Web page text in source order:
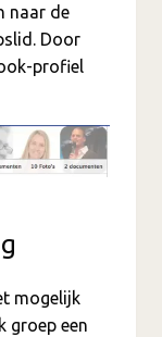
naar de
Door
profiel
mogelijk
groep een